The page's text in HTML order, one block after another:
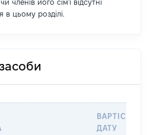
членів його сім'ї відсутні
в цьому розділі.
ВАРТІСТЬ НА
ДАТУ